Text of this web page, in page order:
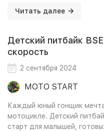
Читать далее
Детский питбайк
скорость
2 сентября 2024
MOTO START
Каждый юный гонщик
мотоцикле. Детский
старт для малышей,